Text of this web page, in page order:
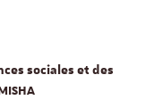
sociales et des